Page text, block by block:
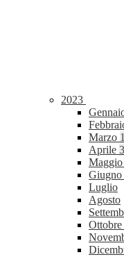
2023
Marzo 1
Aprile 3
Maggio
Giugno
Luglio
Agosto
Ottobre